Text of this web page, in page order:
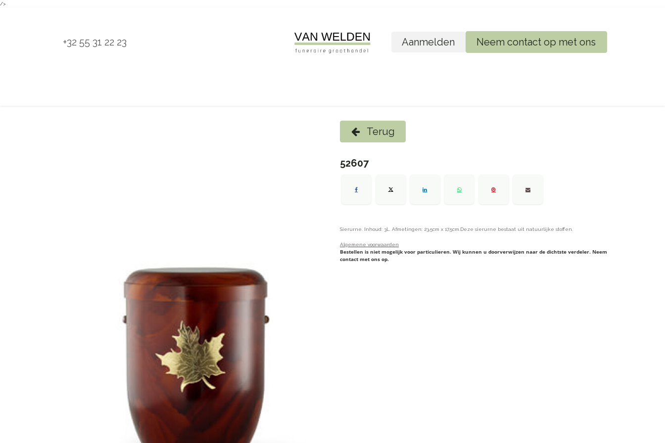
/>
+32 55 31 22 23 Aanmelden Neem contact op met ons
Terug
52607
Sierurne. Inhoud: 3L. Afmetingen: 23,5cm x 17,5cm.Deze sierurne bestaat uit natuurlijke stoffen.
Algemene voorwaarden
Bestellen is niet mogelijk voor particulieren. Wij kunnen u doorverwijzen naar de dichtste verdeler. Neem
contact met ons op.